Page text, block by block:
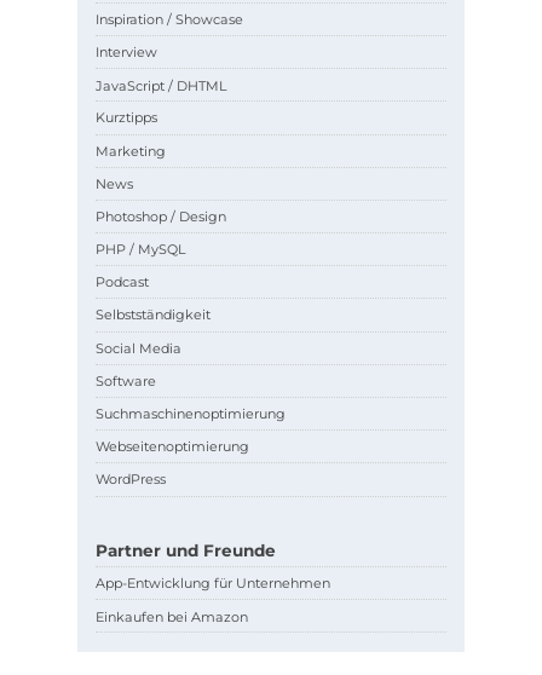
Inspiration / Showcase
Interview
JavaScript / DHTML
Kurztipps
Marketing
News
Photoshop / Design
PHP / MySQL
Podcast
Selbstständigkeit
Social Media
Software
Suchmaschinenoptimierung
Webseitenoptimierung
WordPress
Partner und Freunde
App-Entwicklung für Unternehmen
Einkaufen bei Amazon